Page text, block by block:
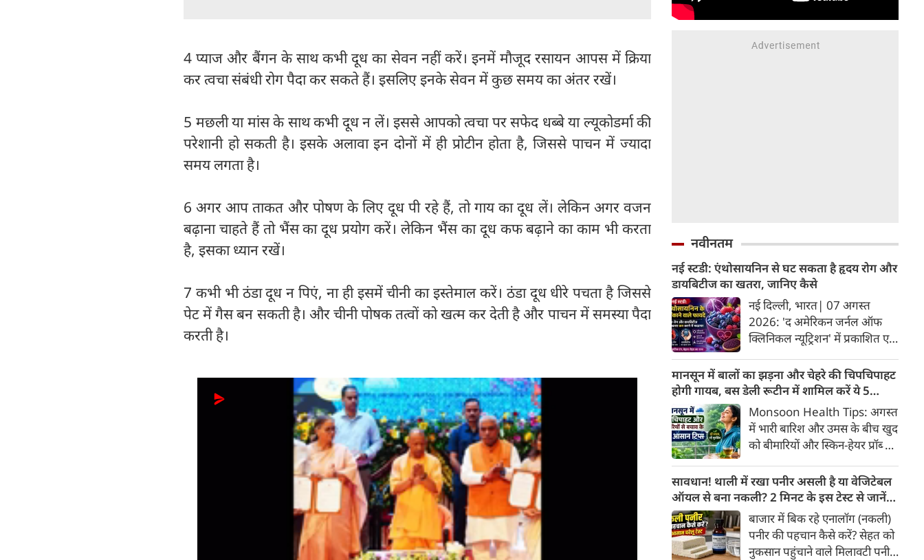
4 प्याज और बैंगन के साथ कभी दूध का सेवन नहीं करें। इनमें मौजूद रसायन आपस में क्रिया
कर त्वचा संबंधी रोग पैदा कर सकते हैं। इसलिए इनके सेवन में कुछ समय का अंतर रखें।
5 मछली या मांस के साथ क‍भी दूध न लें। इससे आपको त्वचा पर सफेद धब्बे या ल्यूकोडर्मा की
परेशानी हो सकती है। इसके अलावा इन दोनों में ही प्रोटीन होता है, जिससे पाचन में ज्यादा
समय लगता है।
6 अगर आप ताकत और पोषण के लिए दूध पी रहे हैं, तो गाय का दूध लें। लेकिन अगर वजन
बढ़ाना चाहते हैं तो भैंस का दूध प्रयोग करें। लेकिन भैंस का दूध कफ बढ़ाने का काम भी करता
है, इसका ध्यान रखें।
7 कभी भी ठंडा दूध न पिएं, ना ही इसमें चीनी का इस्तेमाल करें। ठंडा दूध धीरे पचता है जिससे
पेट में गैस बन सकती है। और चीनी पोषक तत्वों को खत्म कर देती है और पाचन में समस्या पैदा
करती है।
नवीनतम
नई स्टडी: एंथोसायनिन से घट सकता है हृदय रोग और
डायबिटीज का खतरा, जानिए कैसे
नई दिल्ली, भारत| 07 अगस्त
2026: 'द अमेरिकन जर्नल ऑफ
क्लिनिकल न्यूट्रिशन' में प्रकाशित एक
अनुसार, लाल, नीले और बैंगनी रंग के
खाद्य पदार्थों में पाए जाने वाले
प्राकृतिक बायोएक्टिव तत्व
'एंथोसायनिन' का अधिक सेवन स्वस्थ
व्यक्तियों में हृदय और मेटाबॉलिक
स्वास्थ्य को बेहतर बनाने में मददगार
साबित हो सकता है।
मानसून में बालों का झड़ना और चेहरे की चिपचिपाहट
होगी गायब, बस डेली रूटीन में शामिल करें ये 5
लाइफस्टाइल टिप्सMonsoon Health Tips: अगस्त
में भारी बारिश और उमस के बीच खुद
को बीमारियों और स्किन-हेयर प्रॉब्लम
बताएं 5 बेस्ट मानसून लाइफस्टाइल
हैक्स।
सावधान! थाली में रखा पनीर असली है या वेजिटेबल
ऑयल से बना नकली? 2 मिनट के इस टेस्ट से जानें
सच्चाई
बाजार में बिक रहे एनालॉग (नकली)
पनीर की पहचान कैसे करें? सेहत को
नुकसान पहुंचाने वाले मिलावटी पनीर